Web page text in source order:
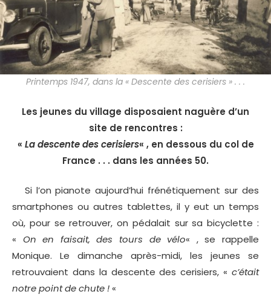
Printemps 1947, dans la « Descente des cerisiers » . . .
Les jeunes du village disposaient naguère d’un
site de rencontres :
« La descente des cerisiers« , en dessous du col de
France . . . dans les années 50.
Si l’on pianote aujourd’hui frénétiquement sur des
smartphones ou autres tablettes, il y eut un temps
où, pour se retrouver, on pédalait sur sa bicyclette :
« On en faisait, des tours de vélo« , se rappelle
Monique. Le dimanche après-midi, les jeunes se
retrouvaient dans la descente des cerisiers, « c’était
notre point de chute !«